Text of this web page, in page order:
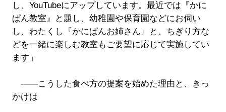
し、YouTubeにアップしています。最近では『かに
ぱん教室』と題し、幼稚園や保育園などにお伺い
し、わたくし『かにぱんお姉さん』と、ちぎり方な
どを一緒に楽しむ教室もご要望に応じて実施してい
ます」
――こうした食べ方の提案を始めた理由と、きっ
かけは